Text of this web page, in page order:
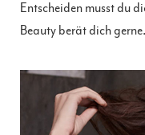
Entscheiden musst du
Beauty berät dich gerne.